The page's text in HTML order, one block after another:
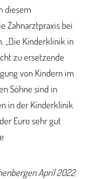
diesem
Zahnarztpraxis bei
„Die Kinderklinik in
zu ersetzende
von Kindern im
Söhne sind in
in der Kinderklinik
Euro sehr gut
April 2022